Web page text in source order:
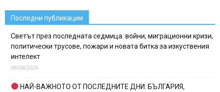
Последни публикации
Светът през последната седмица: войни, миграционни кризи,
политически трусове, пожари и новата битка за изкуствения
интелект
06/08/2026
НАЙ-ВАЖНОТО ОТ ПОСЛЕДНИТЕ ДНИ: БЪЛГАРИЯ,